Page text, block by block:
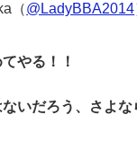
（@LadyBBA2014
やる！！
いだろう、さよな